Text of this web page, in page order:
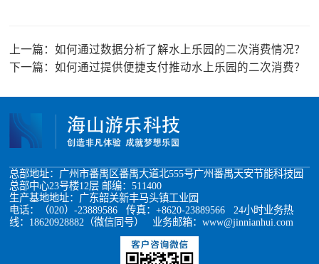
上一篇：如何通过数据分析了解水上乐园的二次消费情况？
下一篇：如何通过提供便捷支付推动水上乐园的二次消费？
总部地址：广州市番禺区番禺大道北555号广州番禺天安节能科技园
总部中心23号楼12层 邮编：511400
生产基地地址：广东韶关新丰马头镇工业园
电话：（020）-23889586 传真：+8620-23889566 24小时业务热
线：18620928882（微信同号） 业务邮箱：www@jinnianhui.com